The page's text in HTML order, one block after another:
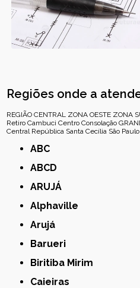
Regiões onde a
REGIÃO CENTRAL ZONA OESTE ZONA
Retiro Cambuci Centro Consolação
Central República Santa Cecília São Paulo
ABC
ABCD
ARUJÁ
Alphaville
Arujá
Barueri
Biritiba Mirim
Caieiras